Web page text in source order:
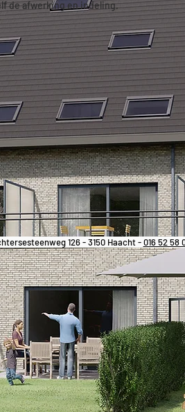
de afwerking en indeling.
126 - 3150 Haacht -016 52 58